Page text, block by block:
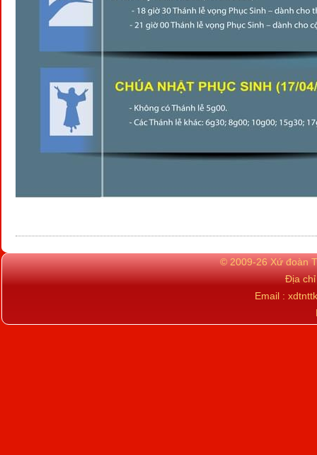
© 2009-26 Xứ đoàn
Địa
Email :